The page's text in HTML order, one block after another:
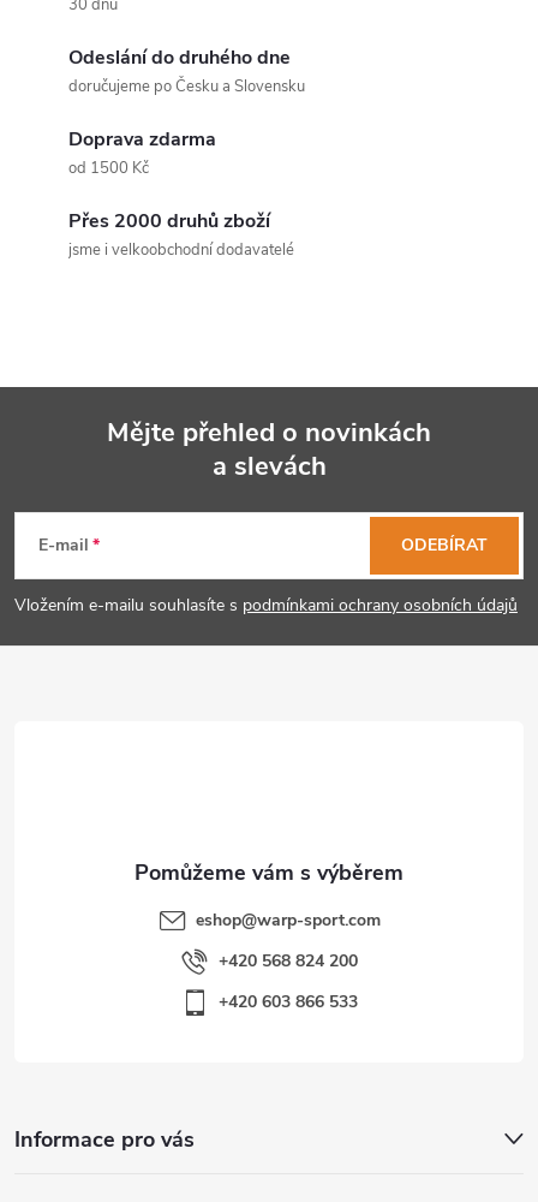
y
ý
p
30 dnů
Odeslání do druhého dne
doručujeme po Česku a Slovensku
Doprava zdarma
od 1500 Kč
Přes 2000 druhů zboží
jsme i velkoobchodní dodavatelé
p
a
Mějte přehled o novinkách
a slevách
E-mail
Vložením e-mailu souhlasíte s podmínkami ochrany osobních údajů
ODEBÍRAT
eshop@warp-sport.com
+420 568 824 200
+420 603 866 533
Informace pro vás